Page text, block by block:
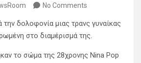
No Comments
δολοφονία μιας τρανς γυναίκας
στο διαμέρισμά της.
το σώμα της 28χρονης Nina Pop